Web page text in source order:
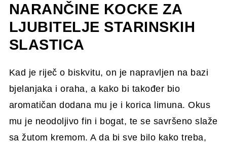
NARANČINE KOCKE ZA
LJUBITELJE STARINSKIH
SLASTICA
Kad je riječ o biskvitu, on je napravljen na bazi
bjelanjaka i oraha, a kako bi također bio
aromatičan dodana mu je i korica limuna. Okus
mu je neodoljivo fin i bogat, te se savršeno slaže
sa žutom kremom. A da bi sve bilo kako treba,